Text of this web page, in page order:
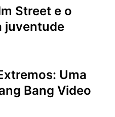
Street e o
juventude
Uma
Bang Video